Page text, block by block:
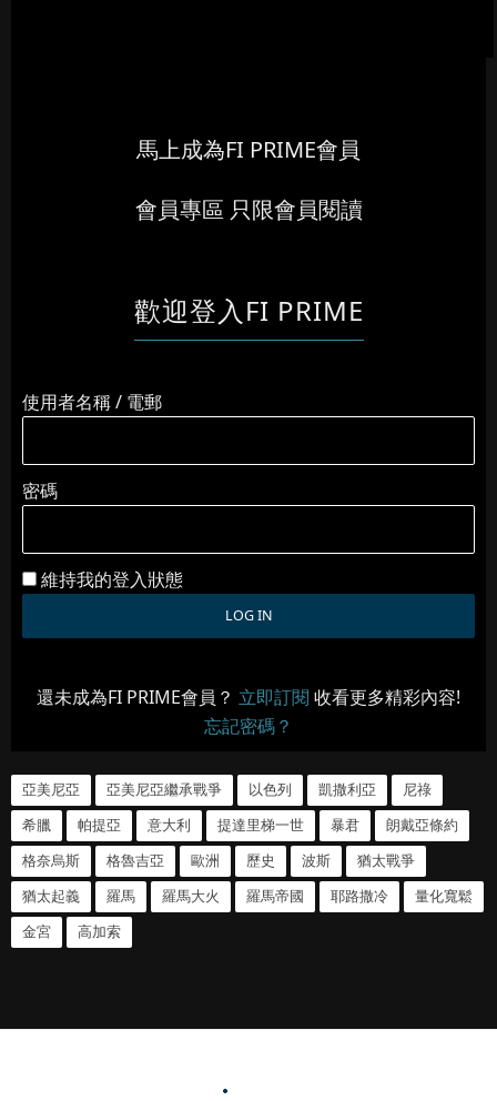
馬上成為FI PRIME會員
會員專區 只限會員閱讀
歡迎登入FI PRIME
使用者名稱 / 電郵
密碼
維持我的登入狀態
還未成為FI PRIME會員？ 立即訂閱 收看更多精彩內容!
忘記密碼？
亞美尼亞 亞美尼亞繼承戰爭 以色列 凱撒利亞
尼祿
希臘
帕提亞 意大利 提達里梯一世 暴君
朗戴亞條約
格奈烏斯
格魯吉亞 歐洲 歷史 波斯
猶太戰爭
猶太起義
羅馬 羅馬大火 羅馬帝國 耶路撒冷
量化寬鬆
金宮
高加索